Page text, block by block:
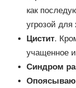
как
угрозой для
Цистит.
учащенное
Синдром